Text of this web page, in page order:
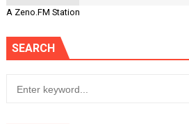
A Zeno.FM Station
SEARCH